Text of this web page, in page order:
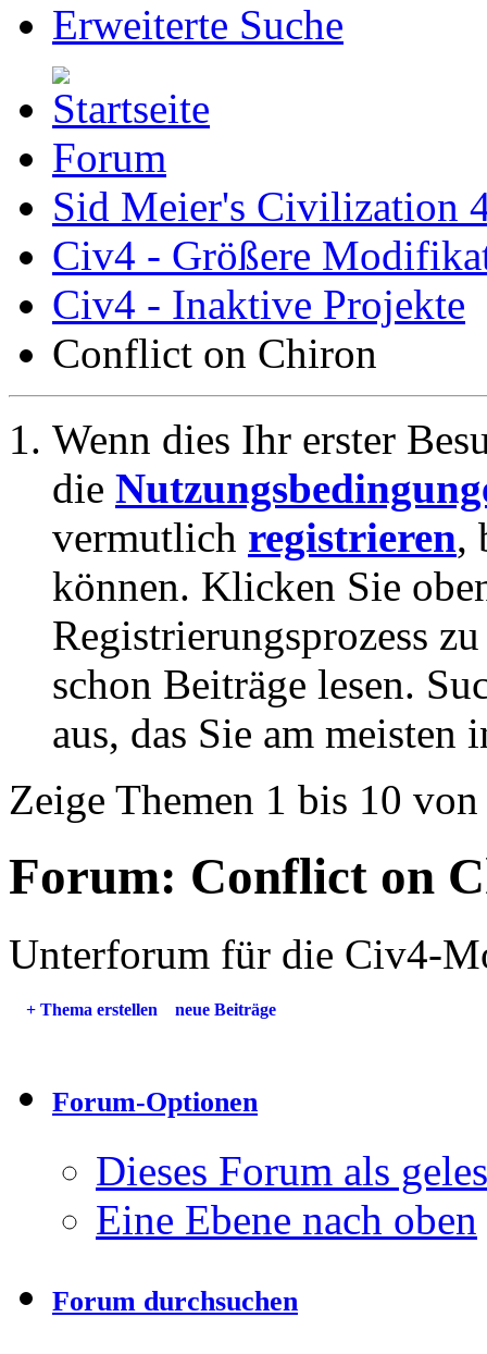
Erweiterte Suche
Forum
Sid Meier's Civilization
Civ4 - Größere
Civ4 - Inaktive Projekte
Conflict on Chiron
Wenn dies Ihr erster
die
vermutlich registrieren,
können. Klicken Sie
Registrierungsprozess
schon Beiträge lesen.
aus, das Sie am meisten
Zeige Themen 1 bis 10
Forum: Conflict on
Unterforum für die Civ4-
+ Thema erstellen neue Beiträge
Forum-Optionen
Dieses Forum als
Eine Ebene nach oben
Forum durchsuchen